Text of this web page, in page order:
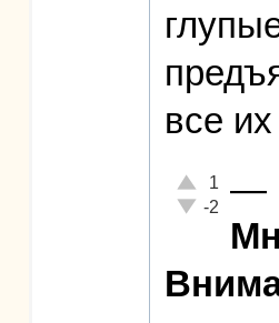
все
Отлично!
1
Неадекватно!
-2
—